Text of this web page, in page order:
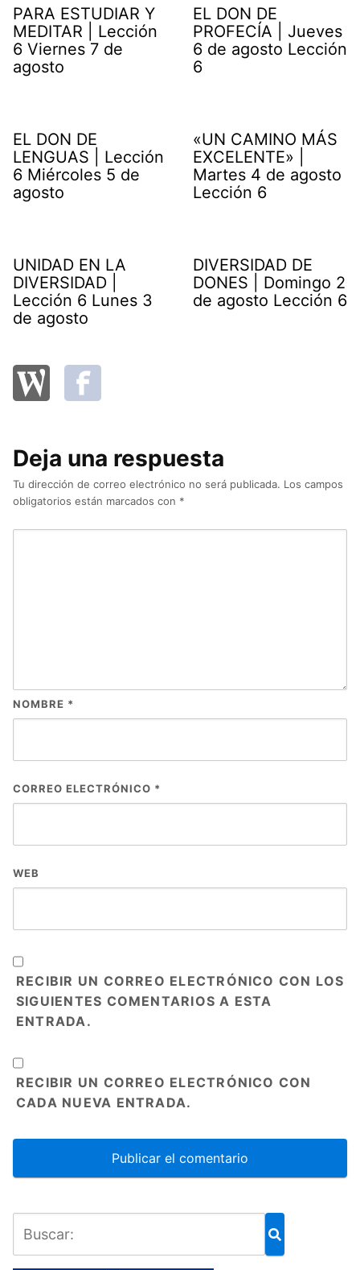
PARA ESTUDIAR Y
MEDITAR | Lección
6 Viernes 7 de
agosto
EL DON DE
PROFECÍA | Jueves
6 de agosto Lección
6
EL DON DE
LENGUAS | Lección
6 Miércoles 5 de
agosto
«UN CAMINO MÁS
EXCELENTE» |
Martes 4 de agosto
Lección 6
UNIDAD EN LA
DIVERSIDAD |
Lección 6 Lunes 3
de agosto
DIVERSIDAD DE
DONES | Domingo 2
de agosto Lección 6
Deja una respuesta
Tu dirección de correo electrónico no será publicada. Los campos
obligatorios están marcados con *
NOMBRE *
CORREO ELECTRÓNICO *
WEB
RECIBIR UN CORREO ELECTRÓNICO CON LOS
SIGUIENTES COMENTARIOS A ESTA
ENTRADA.
RECIBIR UN CORREO ELECTRÓNICO CON
CADA NUEVA ENTRADA.